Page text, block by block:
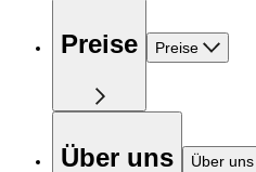
Preise Preise
Über uns Über uns